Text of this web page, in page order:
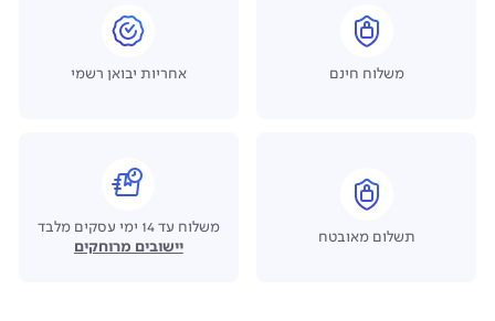
משלוח חינם אחריות יבואן רשמי
תשלום מאובטח
משלוח עד 14 ימי עסקים מלבד
יישובים מרוחקים